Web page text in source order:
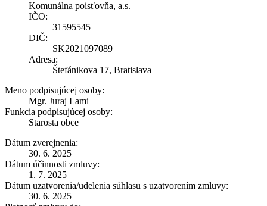
Komunálna poisťovňa, a.s.
IČO:
31595545
DIČ:
SK2021097089
Adresa:
Štefánikova 17, Bratislava
Meno podpisujúcej osoby:
Mgr. Juraj Lami
Funkcia podpisujúcej osoby:
Starosta obce
Dátum zverejnenia:
30. 6. 2025
Dátum účinnosti zmluvy:
1. 7. 2025
Dátum uzatvorenia/udelenia súhlasu s uzatvorením zmluvy:
30. 6. 2025